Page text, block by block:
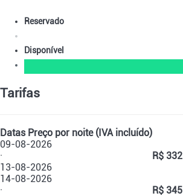
Reservado
Disponível
Tarifas
Datas Preço por noite (IVA incluído)
09-08-2026
·
13-08-2026
R$ 332
14-08-2026
·
R$ 345